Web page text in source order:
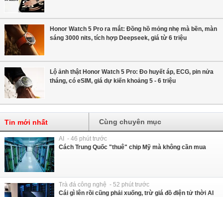
Honor Watch 5 Pro ra mắt: Đồng hồ mỏng nhẹ mà bền, màn
sáng 3000 nits, tích hợp Deepseek, giá từ 6 triệu
Lộ ảnh thật Honor Watch 5 Pro: Đo huyết áp, ECG, pin nửa
tháng, có eSIM, giá dự kiến khoảng 5 - 6 triệu
Tin mới nhất Cùng chuyên mục
AI - 46 phút trước
Cách Trung Quốc "thuê" chip Mỹ mà không cần mua
Trà đá công nghệ - 52 phút trước
Cái gì lên rồi cũng phải xuống, trừ giá đồ điện tử thời AI